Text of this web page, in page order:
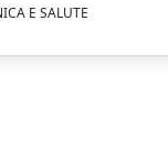
E SALUTE